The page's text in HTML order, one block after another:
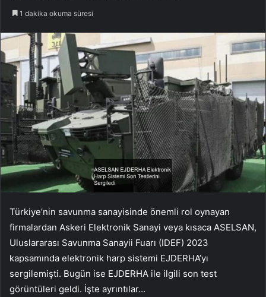
1 dakika okuma süresi
Türkiye’nin savunma sanayisinde önemli rol oynayan
firmalardan Askeri Elektronik Sanayi veya kısaca ASELSAN,
Uluslararası Savunma Sanayii Fuarı (IDEF) 2023
kapsamında elektronik harp sistemi EJDERHA’yı
sergilemişti. Bugün ise EJDERHA ile ilgili son test
görüntüleri geldi. İşte ayrıntılar…